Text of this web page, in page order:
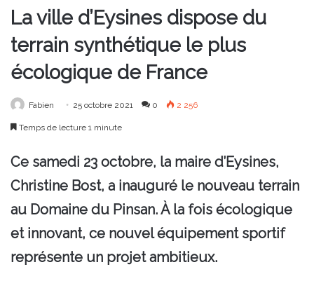
La ville d’Eysines dispose du
terrain synthétique le plus
écologique de France
Fabien 25 octobre 2021 0 2 256
Temps de lecture 1 minute
Ce samedi 23 octobre, la maire d’Eysines,
Christine Bost, a inauguré le nouveau terrain
au Domaine du Pinsan. À la fois écologique
et innovant, ce nouvel équipement sportif
représente un projet ambitieux.